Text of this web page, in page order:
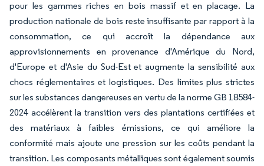
pour les gammes riches en bois massif et en placage. La
production nationale de bois reste insuffisante par rapport à la
consommation, ce qui accroît la dépendance aux
approvisionnements en provenance d'Amérique du Nord,
d'Europe et d'Asie du Sud-Est et augmente la sensibilité aux
chocs réglementaires et logistiques. Des limites plus strictes
sur les substances dangereuses en vertu de la norme GB 18584-
2024 accélèrent la transition vers des plantations certifiées et
des matériaux à faibles émissions, ce qui améliore la
conformité mais ajoute une pression sur les coûts pendant la
transition. Les composants métalliques sont également soumis